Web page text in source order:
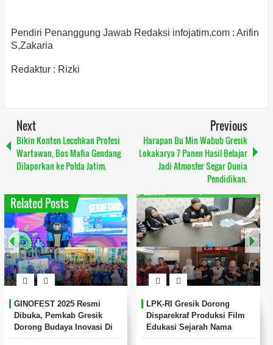
Pendiri Penanggung Jawab Redaksi infojatim.com : Arifin
S,Zakaria
Redaktur : Rizki
Next
Bikin Konten Lecehkan Profesi
Wartawan, Bos Mafia Gendang
Dilaporkan ke Polda Jatim.
Previous
Harapan Bu Min Wabub Gresik
Lokakarya 7 Panen Hasil Belajar
Jadi Atmosfer Segar Dunia
Pendidikan.
Related Posts
Wabup Gresik Dorong
Percepatan Kepesertaan
BPJS Ketenagakerjaan
untuk Relawan Program
Profil (Purn) Pol Idham
Anggota Komisi Reformasi
Polri, Kembali Mengabdi
untuk Negeri.